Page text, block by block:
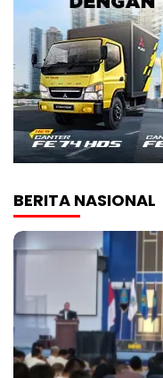
BERITA NASIONAL